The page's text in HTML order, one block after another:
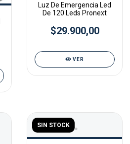
Luz De Emergencia Led
De 120 Leds Pronext
$29.900,00
VER
SIN STOCK